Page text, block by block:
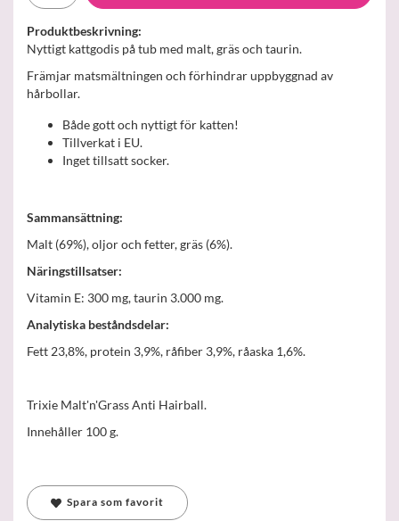
Produktbeskrivning:
Nyttigt kattgodis på tub med malt, gräs och taurin.
Främjar matsmältningen och förhindrar uppbyggnad av
hårbollar.
Både gott och nyttigt för katten!
Tillverkat i EU.
Inget tillsatt socker.
Sammansättning:
Malt (69%), oljor och fetter, gräs (6%).
Näringstillsatser:
Vitamin E: 300 mg, taurin 3.000 mg.
Analytiska beståndsdelar:
Fett 23,8%, protein 3,9%, råfiber 3,9%, råaska 1,6%.
Trixie Malt'n'Grass Anti Hairball.
Innehåller 100 g.
Spara som favorit